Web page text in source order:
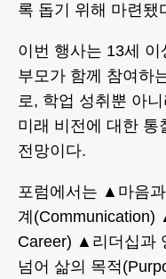
록 돕기 위해 마련됐
이번 행사는 13세
부모가 함께 참여하
로, 학업 성취뿐 아
미래 비전에 대한 통
전망이다.
포럼에서는 ▲마음
계(Communication)
Career) ▲리더십과
넘어 삶의 목적